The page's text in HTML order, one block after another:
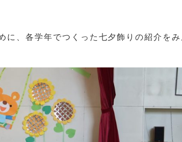
、各学年でつくった七夕飾りの紹介をみ